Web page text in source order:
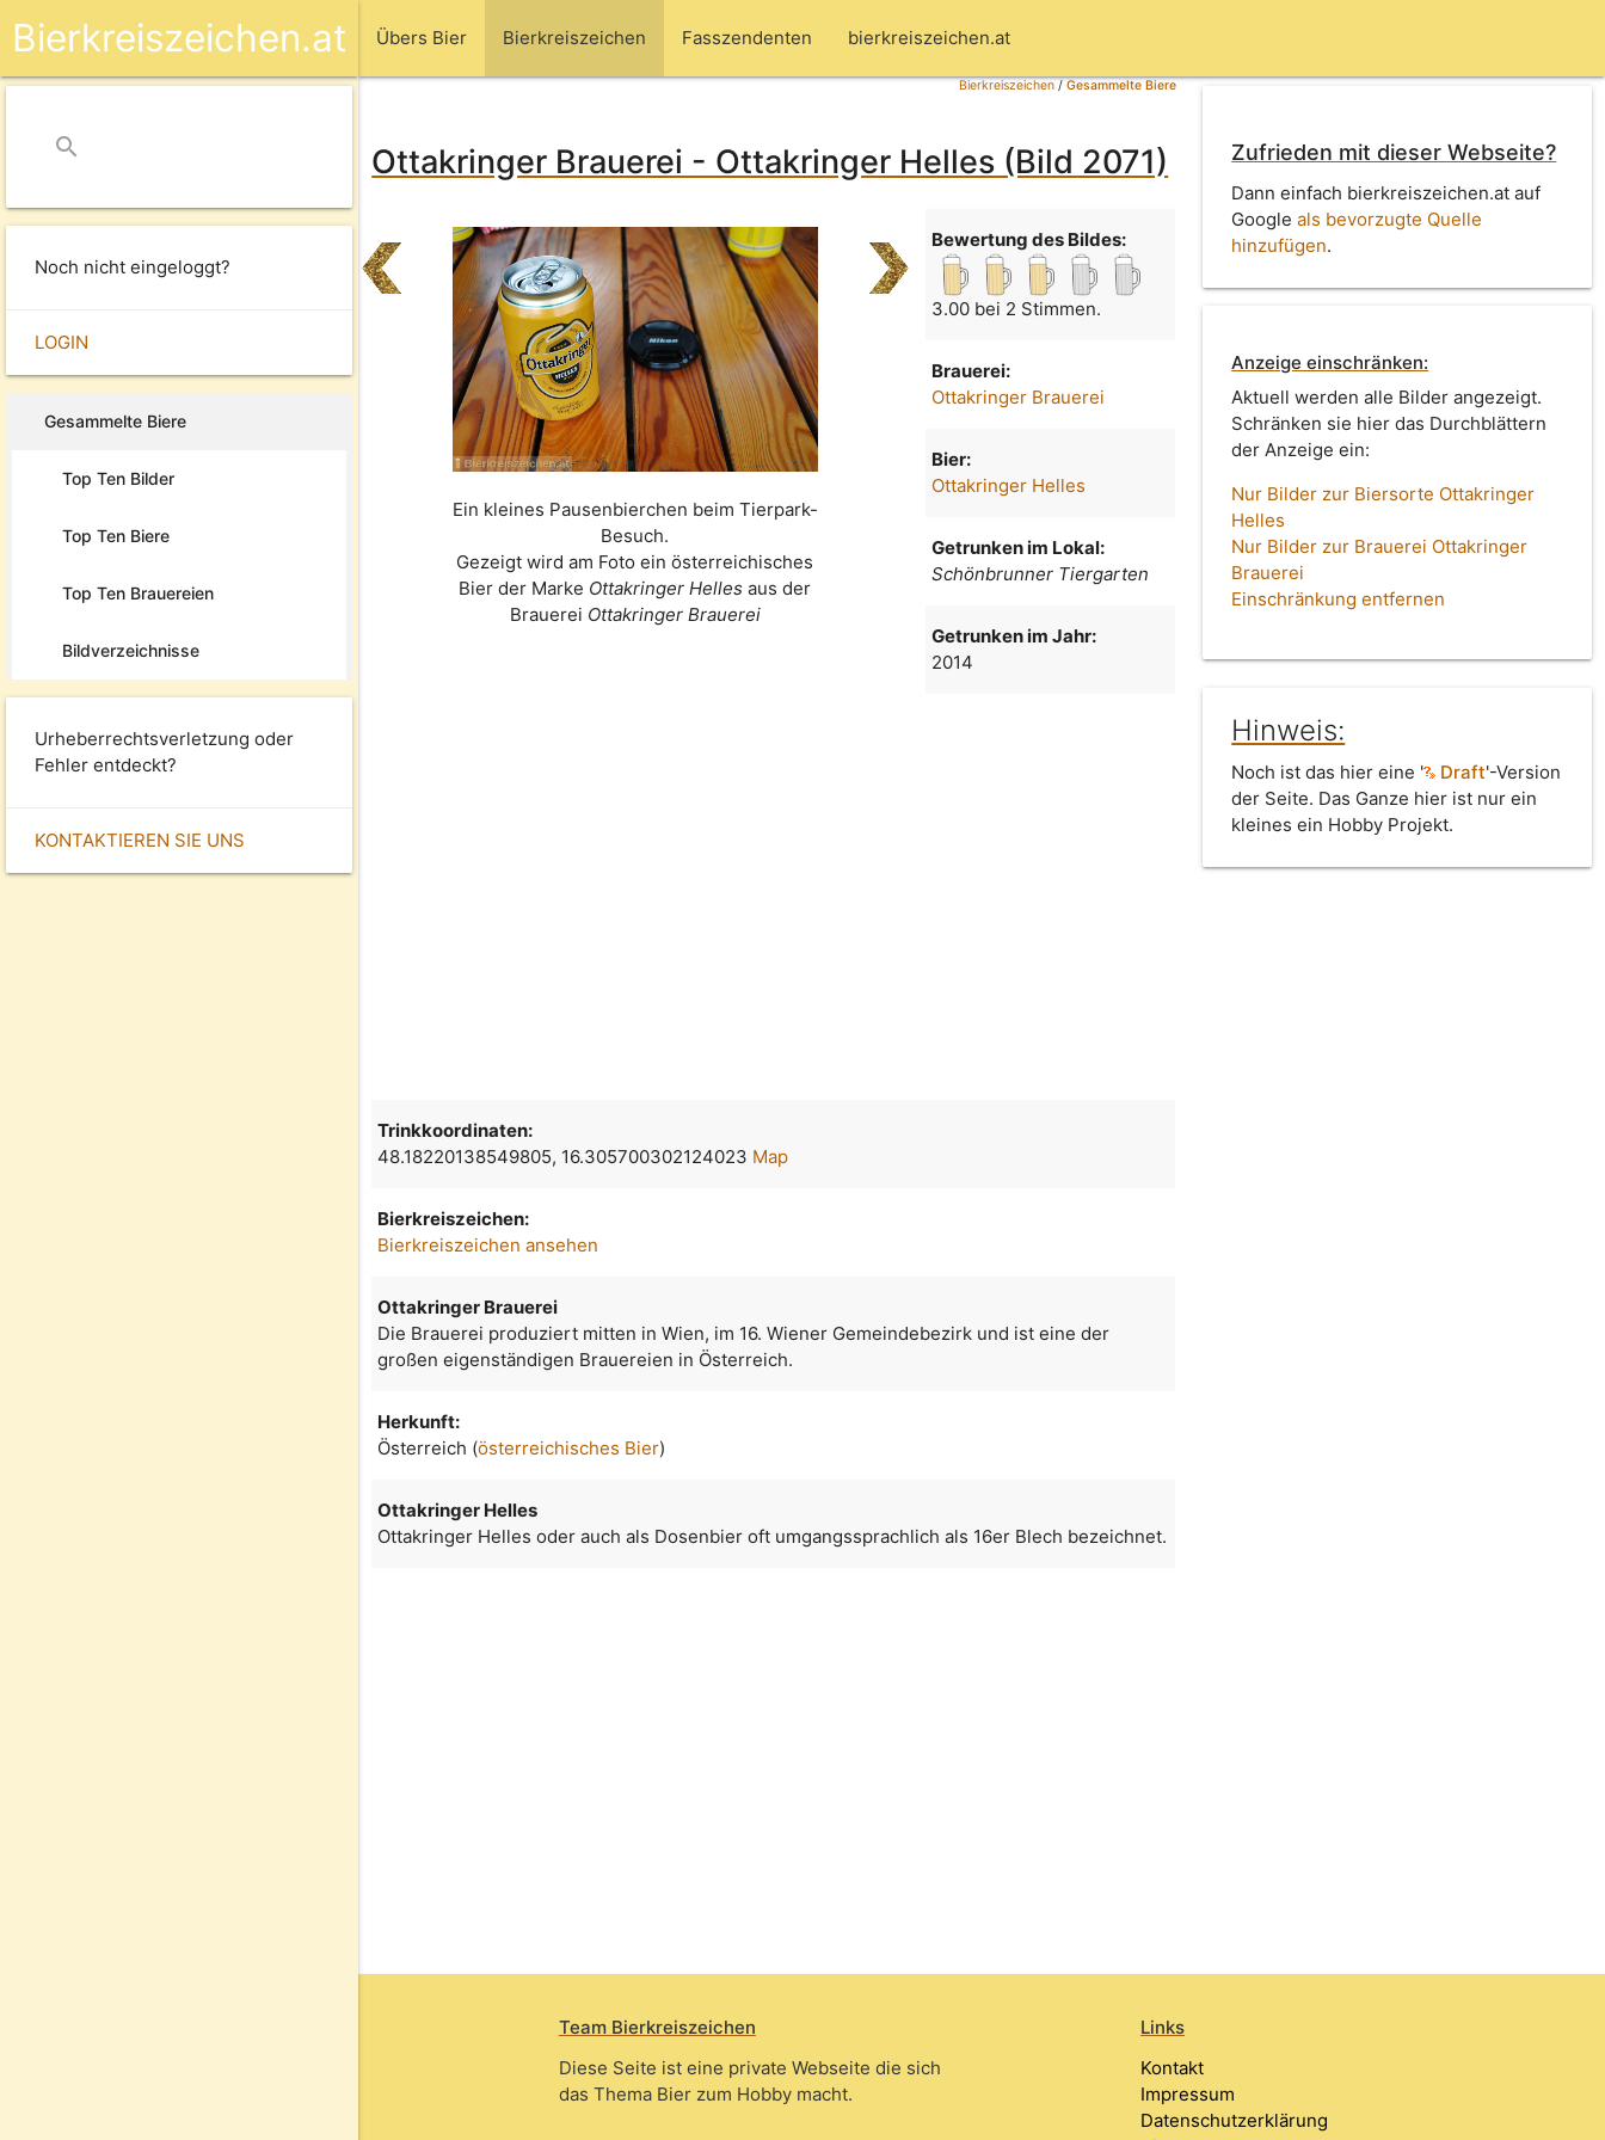
Übers Bier Bierkreiszeichen Fasszendenten bierkreiszeichen.at
Bierkreiszeichen.at
search
Noch nicht eingeloggt?
LOGIN
Gesammelte Biere
Top Ten Bilder
Top Ten Biere
Top Ten Brauereien
Bildverzeichnisse
Urheberrechtsverletzung oder
Fehler entdeckt?
KONTAKTIEREN SIE UNS
Bierkreiszeichen/Gesammelte Biere
Ottakringer Brauerei - Ottakringer Helles (Bild 2071)
Ein kleines Pausenbierchen beim Tierpark-
Besuch.
Gezeigt wird am Foto ein österreichisches
Bier der Marke Ottakringer Helles aus der
Brauerei Ottakringer Brauerei
Bewertung des Bildes:
3.00 bei 2 Stimmen.
Brauerei:
Ottakringer Brauerei
Bier:
Ottakringer Helles
Getrunken im Lokal:
Schönbrunner Tiergarten
Getrunken im Jahr:
2014
Zufrieden mit dieser Webseite?
Dann einfach bierkreiszeichen.at auf
Googleals bevorzugte Quelle
hinzufügen.
Anzeige einschränken:
Aktuell werden alle Bilder angezeigt.
Schränken sie hier das Durchblättern
der Anzeige ein:
Nur Bilder zur Biersorte Ottakringer
Helles
Nur Bilder zur Brauerei Ottakringer
Brauerei
Einschränkung entfernen
Hinweis:
Noch ist das hier eine ' Draft'-Version
der Seite. Das Ganze hier ist nur ein
kleines ein Hobby Projekt.
Trinkkoordinaten:
48.18220138549805, 16.305700302124023 Map
Bierkreiszeichen:
Bierkreiszeichen ansehen
Ottakringer Brauerei
Die Brauerei produziert mitten in Wien, im 16. Wiener Gemeindebezirk und ist eine der
großen eigenständigen Brauereien in Österreich.
Herkunft:
Österreich (österreichisches Bier)
Ottakringer Helles
Ottakringer Helles oder auch als Dosenbier oft umgangssprachlich als 16er Blech bezeichnet.
Team Bierkreiszeichen
Diese Seite ist eine private Webseite die sich
das Thema Bier zum Hobby macht.
Links
Kontakt
Impressum
Datenschutzerklärung